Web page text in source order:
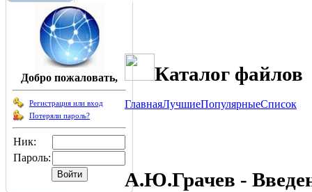
Добро пожаловать,
Регистрация или вход
Потеряли пароль?
Ник:
Пароль:
Каталог файлов
ГлавнаяЛучшиеПопулярныеСписок
А.Ю.Грачев -